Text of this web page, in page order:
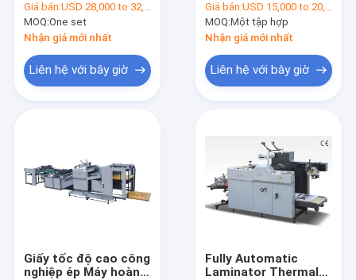
Feeder Thermal
Laminator
Giá bán:USD 28,000 to 32,000 per set
MOQ:One set
Nhận giá mới nhất
Liên hệ với bây giờ
Servo PROM-920B /
PROM-1050B
Giá bán:USD 15,000 to 20,000 per set
MOQ:Một tập hợp
Nhận giá mới nhất
Liên hệ với bây giờ
Giấy tốc độ cao công
nghiệp ép Máy hoàn
Fully Automatic
Laminator Thermal